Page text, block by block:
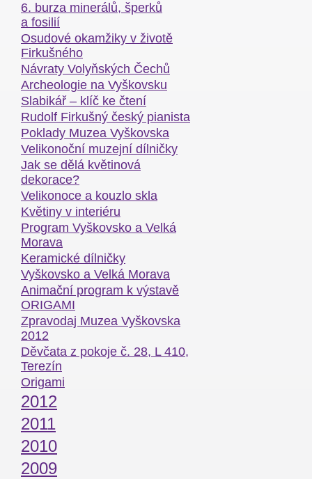
6. burza minerálů, šperků
a fosilií
Osudové okamžiky v životě
Firkušného
Návraty Volyňských Čechů
Archeologie na Vyškovsku
Slabikář – klíč ke čtení
Rudolf Firkušný český pianista
Poklady Muzea Vyškovska
Velikonoční muzejní dílničky
Jak se dělá květinová
dekorace?
Velikonoce a kouzlo skla
Květiny v interiéru
Program Vyškovsko a Velká
Morava
Keramické dílničky
Vyškovsko a Velká Morava
Animační program k výstavě
ORIGAMI
Zpravodaj Muzea Vyškovska
2012
Děvčata z pokoje č. 28, L 410,
Terezín
Origami
2012
2011
2010
2009